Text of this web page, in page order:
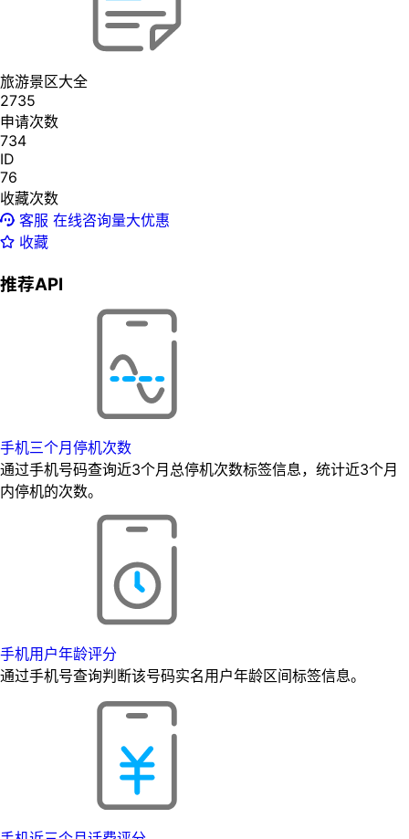
旅游景区大全
2735
申请次数
734
ID
76
收藏次数
客服 在线咨询量大优惠
收藏
推荐API
手机三个月停机次数
通过手机号码查询近3个月总停机次数标签信息，统计近3个月
内停机的次数。
手机用户年龄评分
通过手机号查询判断该号码实名用户年龄区间标签信息。